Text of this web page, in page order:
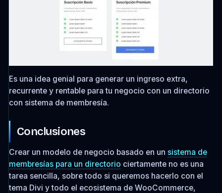
Es una idea genial para generar un ingreso extra,
recurrente y rentable para tu negocio con un directorio
con sistema de membresía.
Conclusiones
Crear un modelo de negocio basado en un sistema de
membresías para un directorio ciertamente no es una
tarea sencilla, sobre todo si queremos hacerlo con el
tema Divi y todo el ecosistema de WooCommerce,